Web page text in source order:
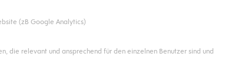
in Hilkering
(zB Google Analytics)
die relevant und ansprechend für den einzelnen Benutzer sind und